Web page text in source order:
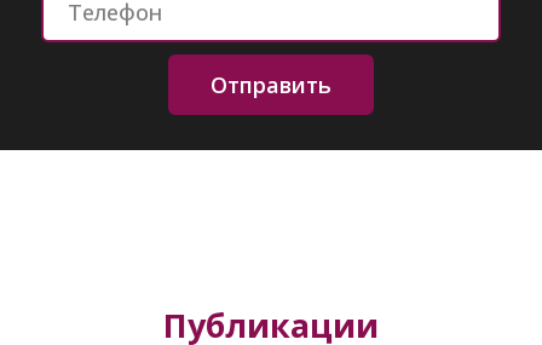
Отправить
Публикации